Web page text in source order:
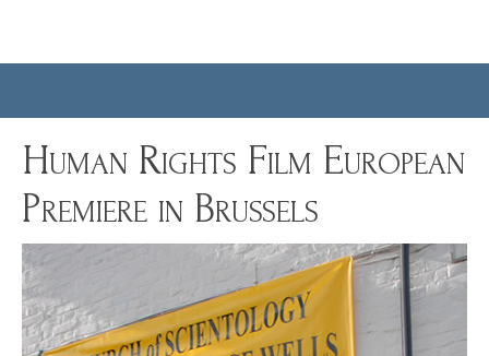
Human Rights Film European
Premiere in Brussels